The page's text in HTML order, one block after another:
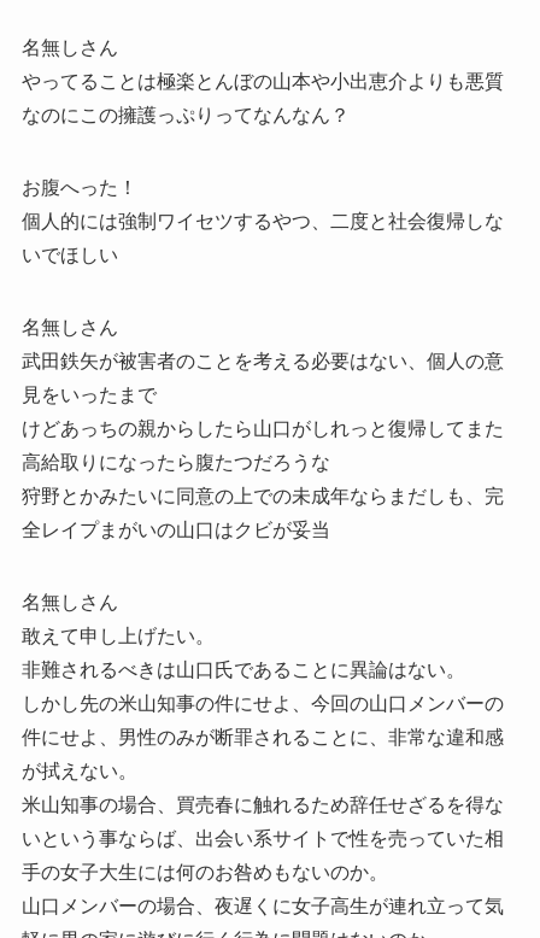
名無しさん
やってることは極楽とんぼの山本や小出恵介よりも悪質
なのにこの擁護っぷりってなんなん？
お腹へった！
個人的には強制ワイセツするやつ、二度と社会復帰しな
いでほしい
名無しさん
武田鉄矢が被害者のことを考える必要はない、個人の意
見をいったまで
けどあっちの親からしたら山口がしれっと復帰してまた
高給取りになったら腹たつだろうな
狩野とかみたいに同意の上での未成年ならまだしも、完
全レイプまがいの山口はクビが妥当
名無しさん
敢えて申し上げたい。
非難されるべきは山口氏であることに異論はない。
しかし先の米山知事の件にせよ、今回の山口メンバーの
件にせよ、男性のみが断罪されることに、非常な違和感
が拭えない。
米山知事の場合、買売春に触れるため辞任せざるを得な
いという事ならば、出会い系サイトで性を売っていた相
手の女子大生には何のお咎めもないのか。
山口メンバーの場合、夜遅くに女子高生が連れ立って気